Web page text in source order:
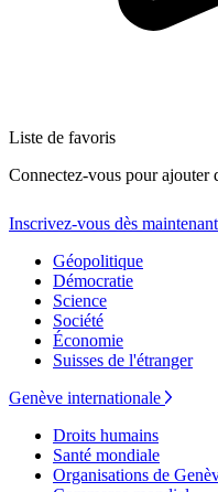
Liste de favoris
Connectez-vous pour ajouter
Inscrivez-vous dès maintenant
Géopolitique
Démocratie
Science
Société
Économie
Suisses de l'étranger
Genève internationale
Droits humains
Santé mondiale
Organisations de